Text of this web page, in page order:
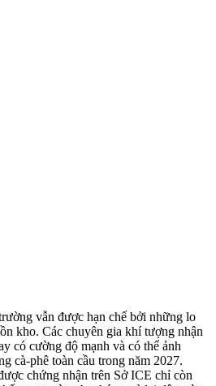
vẫn được hạn chế bởi những lo
kho. Các chuyên gia khí tượng nhận
có cường độ mạnh và có thể ảnh
cà-phê toàn cầu trong năm 2027.
chứng nhận trên Sở ICE chỉ còn